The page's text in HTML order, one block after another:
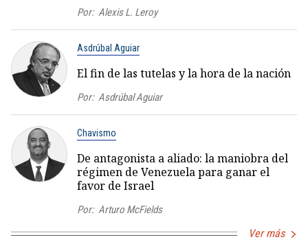
Por: Alexis L. Leroy
Asdrúbal Aguiar
El fin de las tutelas y la hora de la nación
Por: Asdrúbal Aguiar
Chavismo
De antagonista a aliado: la maniobra del
régimen de Venezuela para ganar el
favor de Israel
Por: Arturo McFields
Ver más